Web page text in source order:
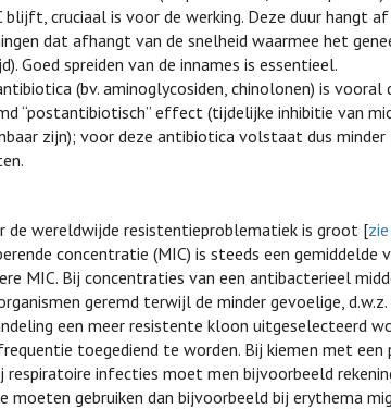
blijft, cruciaal is voor de werking. Deze duur hangt
dat afhangt van de snelheid waarmee het
Goed spreiden van de innames is essentieel.
(bv. aminoglycosiden, chinolonen) is
“postantibiotisch” effect (tijdelijke inhibitie van
zijn); voor deze antibiotica volstaat dus
de wereldwijde resistentieproblematiek is groot [
concentratie (MIC) is steeds een
MIC. Bij concentraties van een antibacterieel
geremd terwijl de minder gevoelige,
een meer resistente kloon uitgeselecteerd
toegediend te worden. Bij kiemen met
respiratoire infecties moet men bijvoorbeeld
moeten gebruiken dan bijvoorbeeld bij erythema